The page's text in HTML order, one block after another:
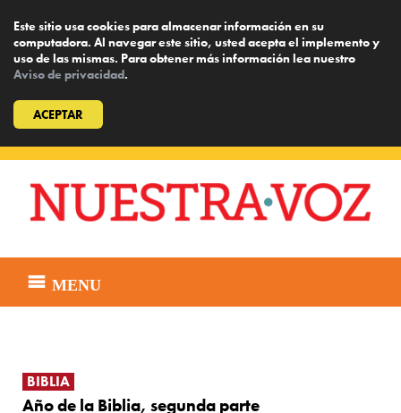
Este sitio usa cookies para almacenar información en su
computadora. Al navegar este sitio, usted acepta el implemento y
uso de las mismas. Para obtener más información lea nuestro
Aviso de privacidad.
ACEPTAR
content
MENU
BIBLIA
Año de la Biblia, segunda parte